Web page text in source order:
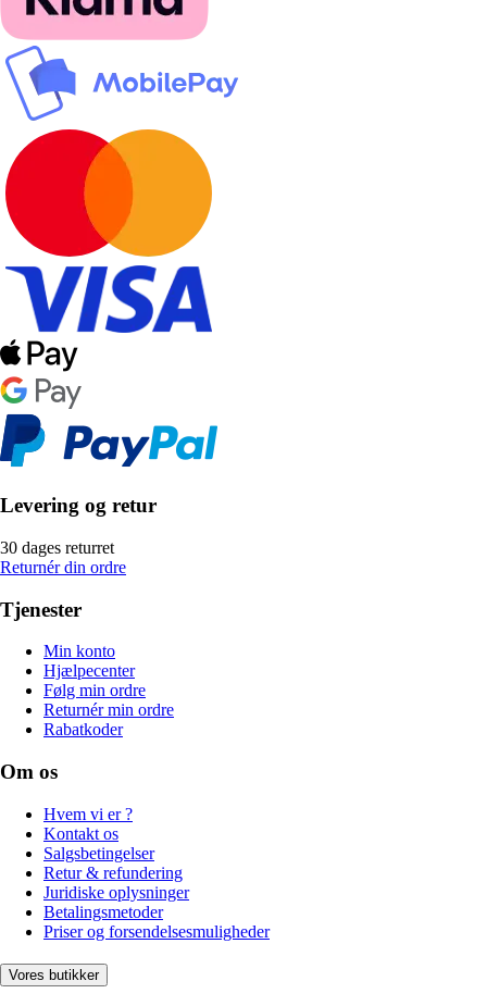
Levering og retur
30 dages returret
Returnér din ordre
Tjenester
Min konto
Hjælpecenter
Følg min ordre
Returnér min ordre
Rabatkoder
Om os
Hvem vi er ?
Kontakt os
Salgsbetingelser
Retur & refundering
Juridiske oplysninger
Betalingsmetoder
Priser og forsendelsesmuligheder
Vores butikker